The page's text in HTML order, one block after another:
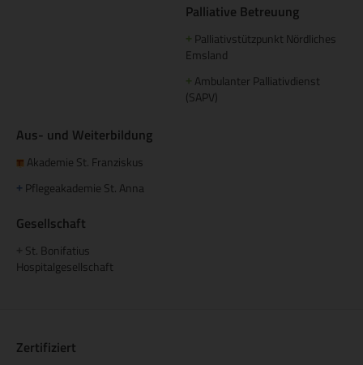
Palliative Betreuung
+ Palliativstützpunkt Nördliches
Emsland
+ Ambulanter Palliativdienst
(SAPV)
Aus- und Weiterbildung
Akademie St. Franziskus
+ Pflegeakademie St. Anna
Gesellschaft
St. Bonifatius
Hospitalgesellschaft
Zertifiziert